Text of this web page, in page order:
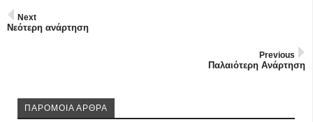
Next
Νεότερη ανάρτηση
Previous
Παλαιότερη Ανάρτηση
ΠΑΡΟΜΟΙΑ ΑΡΘΡΑ